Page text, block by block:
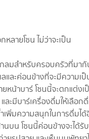
หลายโซน ไม่ว่าจะเป็น
ลมสำหรับครอบครัวที่มา
ลและค่อนข้างที่จะมีความเ
ยหน้าบาร์ โซนนี้จะตกแต่ง
ละมีบาร์เครื่องดื่มให้เลือ
เพิ่มความสนุกในการดื่มไ
นบน โซนนี้ค่อนข้างจะได้รั